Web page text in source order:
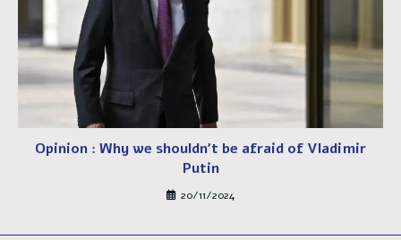
Opinion : Why we shouldn’t be afraid of Vladimir
Putin
20/11/2024